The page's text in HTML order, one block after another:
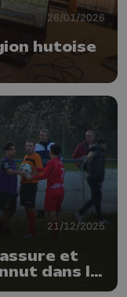
26/01/2026
hutoise
21/12/2025
et
dans le